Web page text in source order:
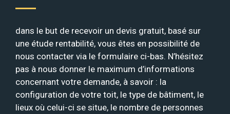
dans le but de recevoir un devis gratuit, basé sur
une étude rentabilité, vous êtes en possibilité de
nous contacter via le formulaire ci-bas. N’hésitez
pas à nous donner le maximum d’informations
concernant votre demande, à savoir : la
configuration de votre toit, le type de bâtiment, le
lieux où celui-ci se situe, le nombre de personnes